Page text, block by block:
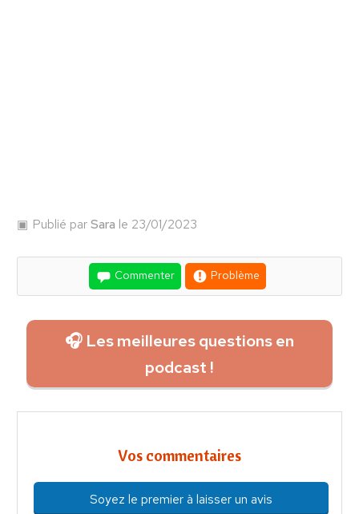
Publié parSara le 23/01/2023
Commenter Problème
🎧 Les meilleures questions en
podcast !
Vos commentaires
Soyez le premier à laisser un avis